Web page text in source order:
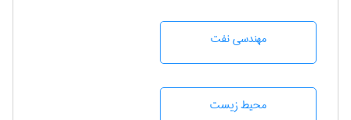
مهندسی نفت
محيط زيست